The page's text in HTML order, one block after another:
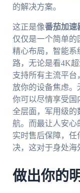
的解决方案。
这正是像番茄加速
仅仅是一个简单的
精心布局，智能系
路，无论是看4K
支持所有主流平
放你的设备焦虑。
你可以尽情享受国
全层面，军用级的
航。而最让人安心
实时售后保障，
决，这对于身处海
做出你的